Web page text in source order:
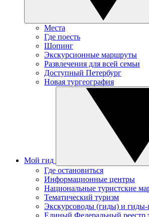
Места
Где поесть
Шопинг
Экскурсионные маршруты
Развлечения для всей семьи
Доступный Петербург
Новая тургеография
Мой гид
Где остановиться
Информационные центры
Национальные туристские
Тематический туризм
Экскурсоводы (гиды) и гиды-